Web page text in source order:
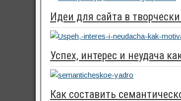
Идеи для сайта в
Успех, интерес и неудача
Как составить